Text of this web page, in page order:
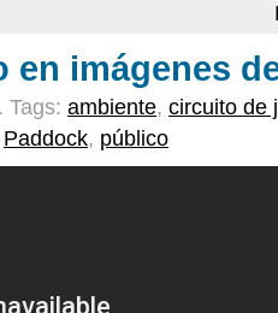
en imágenes
Tags: ambiente, circuito de
Paddock, público